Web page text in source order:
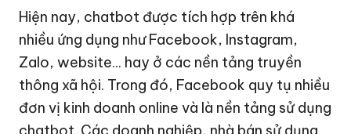
Hiện nay, chatbot được tích hợp trên khá
nhiều ứng dụng như Facebook, Instagram,
Zalo, website... hay ở các nền tảng truyền
thông xã hội. Trong đó, Facebook quy tụ nhiều
đơn vị kinh doanh online và là nền tảng sử dụng